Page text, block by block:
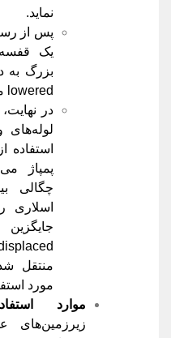
نماید.
پس از
یک قفسه
بزرگ به
lowered می‌شود.
در نهایت،
استفاده
پمپاژ
چگالی
اسلاری
منتقل
مورد
موارد
زیرزمین‌های